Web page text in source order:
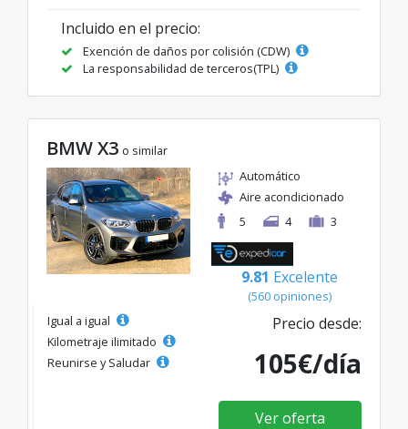
Incluido en el precio:
Exención de daños por colisión (CDW)
La responsabilidad de terceros(TPL)
BMW X3 o similar
Automático
Aire acondicionado
5
4 3
9.81 Excelente
(560 opiniones)
Igual a igual
Kilometraje ilimitado
Reunirse y Saludar
Precio desde:
105€/día
Ver oferta